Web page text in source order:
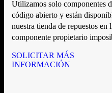
Utilizamos solo componentes
código abierto y están
nuestra tienda de repuestos
componente propietario
SOLICITAR MÁS
INFORMACIÓN